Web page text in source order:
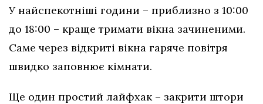
У найспекотніші години – приблизно з 10:00
до 18:00 – краще тримати вікна зачиненими.
Саме через відкриті вікна гаряче повітря
швидко заповнює кімнати.
Ще один простий лайфхак – закрити штори